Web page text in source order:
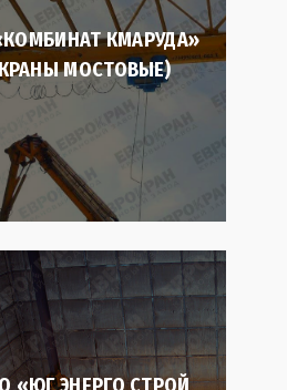
КМАРУДА»
МОСТОВЫЕ)